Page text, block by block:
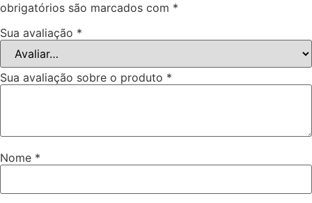
obrigatórios são marcados com *
Sua avaliação *
Sua avaliação sobre o produto *
Nome *